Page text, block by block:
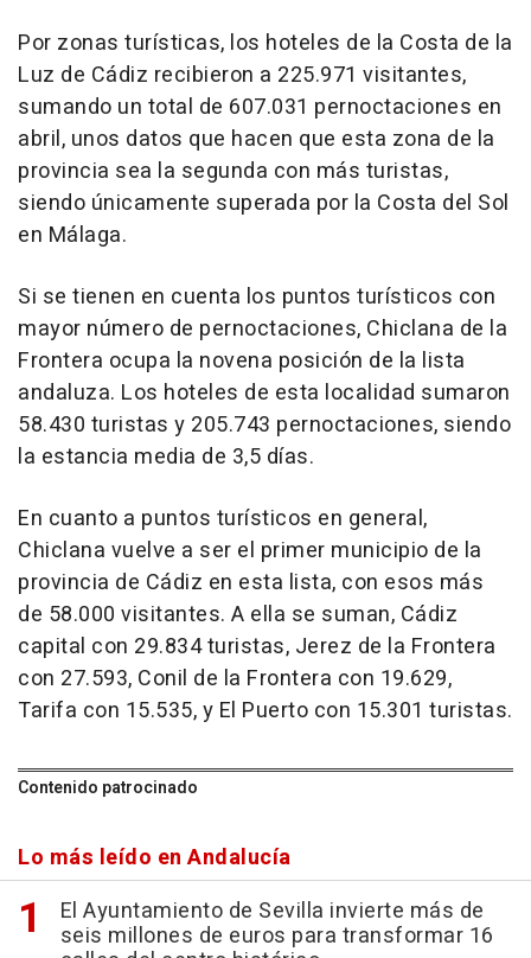
Por zonas turísticas, los hoteles de la Costa de la
Luz de Cádiz recibieron a 225.971 visitantes,
sumando un total de 607.031 pernoctaciones en
abril, unos datos que hacen que esta zona de la
provincia sea la segunda con más turistas,
siendo únicamente superada por la Costa del Sol
en Málaga.
Si se tienen en cuenta los puntos turísticos con
mayor número de pernoctaciones, Chiclana de la
Frontera ocupa la novena posición de la lista
andaluza. Los hoteles de esta localidad sumaron
58.430 turistas y 205.743 pernoctaciones, siendo
la estancia media de 3,5 días.
En cuanto a puntos turísticos en general,
Chiclana vuelve a ser el primer municipio de la
provincia de Cádiz en esta lista, con esos más
de 58.000 visitantes. A ella se suman, Cádiz
capital con 29.834 turistas, Jerez de la Frontera
con 27.593, Conil de la Frontera con 19.629,
Tarifa con 15.535, y El Puerto con 15.301 turistas.
Contenido patrocinado
Lo más leído en Andalucía
El Ayuntamiento de Sevilla invierte más de
seis millones de euros para transformar 16